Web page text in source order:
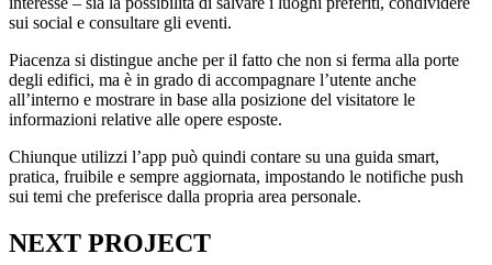
sui social e consultare gli eventi.
Piacenza si distingue anche per il fatto che non si ferma alla porte
degli edifici, ma è in grado di accompagnare l’utente anche
all’interno e mostrare in base alla posizione del visitatore le
informazioni relative alle opere esposte.
Chiunque utilizzi l’app può quindi contare su una guida smart,
pratica, fruibile e sempre aggiornata, impostando le notifiche push
sui temi che preferisce dalla propria area personale.
NEXT PROJECT